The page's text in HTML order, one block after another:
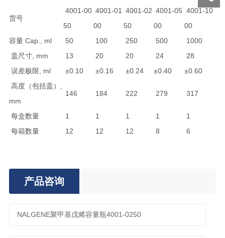
货号
4001-00
50
4001-01
00
4001-02
50
4001-05
00
4001-10
00
容量 Cap., ml
50 100 250 500
1000
盖尺寸, mm
13 20 20 24
28
误差极限, ml
±0.10 ±0.16 ±0.24 ±0.40
±0.60
高度（包括盖）,
mm
146 184 222 279 317
每盒数量 1 1 1 1
1
每箱数量
12 12 12 8 6
产品咨询